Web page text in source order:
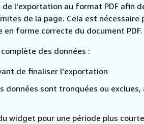
de l'exportation au format PDF afin
de la page. Cela est nécessaire
forme correcte du document PDF.
des données :
de finaliser l'exportation
données sont tronquées ou exclues,
widget pour une période plus